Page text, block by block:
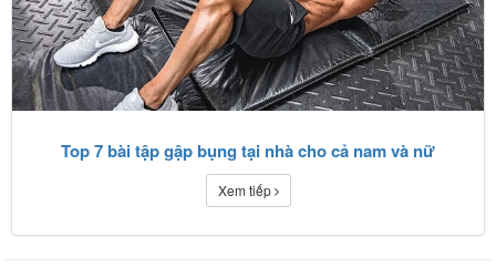
Top 7 bài tập gập bụng tại nhà cho cả nam và nữ
Xem tiếp